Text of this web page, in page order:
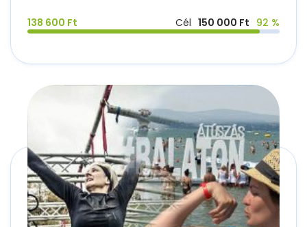
138 600 Ft Cél 150 000 Ft 92 %